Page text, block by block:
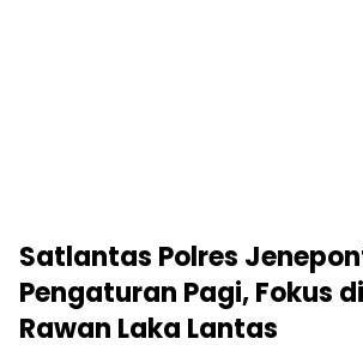
Satlantas Polres
Pengaturan Pagi, Fokus
Rawan Laka Lantas